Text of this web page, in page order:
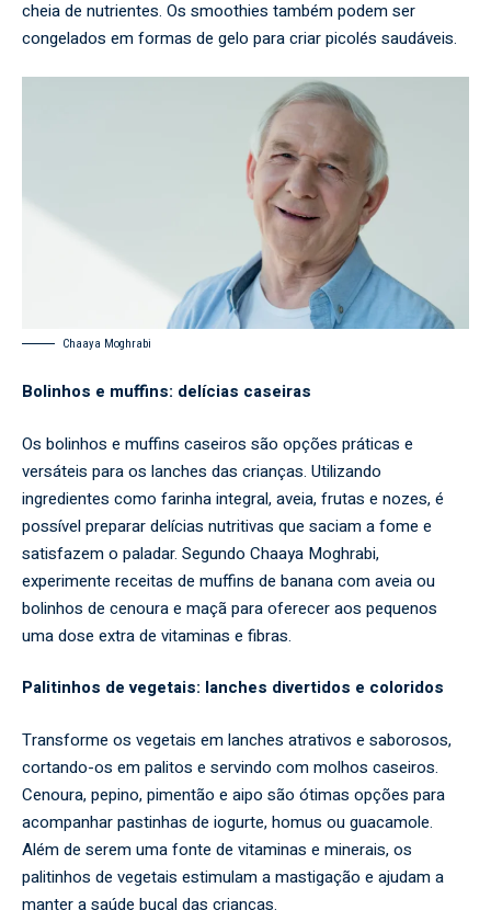
cheia de nutrientes. Os smoothies também podem ser
congelados em formas de gelo para criar picolés saudáveis.
Chaaya Moghrabi
Bolinhos e muffins: delícias caseiras
Os bolinhos e muffins caseiros são opções práticas e
versáteis para os lanches das crianças. Utilizando
ingredientes como farinha integral, aveia, frutas e nozes, é
possível preparar delícias nutritivas que saciam a fome e
satisfazem o paladar. Segundo Chaaya Moghrabi,
experimente receitas de muffins de banana com aveia ou
bolinhos de cenoura e maçã para oferecer aos pequenos
uma dose extra de vitaminas e fibras.
Palitinhos de vegetais: lanches divertidos e coloridos
Transforme os vegetais em lanches atrativos e saborosos,
cortando-os em palitos e servindo com molhos caseiros.
Cenoura, pepino, pimentão e aipo são ótimas opções para
acompanhar pastinhas de iogurte, homus ou guacamole.
Além de serem uma fonte de vitaminas e minerais, os
palitinhos de vegetais estimulam a mastigação e ajudam a
manter a saúde bucal das crianças.